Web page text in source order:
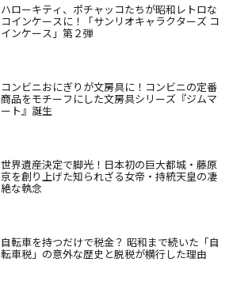
ハローキティ、ポチャッコたちが昭和レトロな
コインケースに！「サンリオキャラクターズ コ
インケース」第２弾
コンビニおにぎりが文房具に！コンビニの定番
商品をモチーフにした文房具シリーズ『ジムマ
ート』誕生
世界遺産決定で脚光！日本初の巨大都城・藤原
京を創り上げた知られざる女帝・持統天皇の凄
絶な執念
自転車を持つだけで税金？ 昭和まで続いた「自
転車税」の意外な歴史と脱税が横行した理由